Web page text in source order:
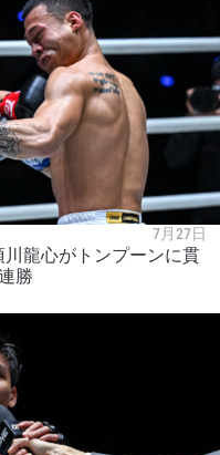
7月27日
川龍心がトンプーンに貫
勝